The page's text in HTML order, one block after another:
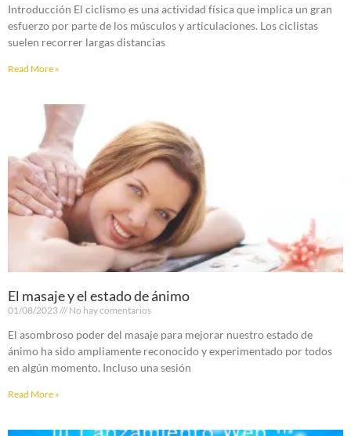
Introducción El ciclismo es una actividad física que implica un gran
esfuerzo por parte de los músculos y articulaciones. Los ciclistas
suelen recorrer largas distancias
Read More »
El masaje y el estado de ánimo
01/08/2023 No hay comentarios
El asombroso poder del masaje para mejorar nuestro estado de
ánimo ha sido ampliamente reconocido y experimentado por todos
en algún momento. Incluso una sesión
Read More »